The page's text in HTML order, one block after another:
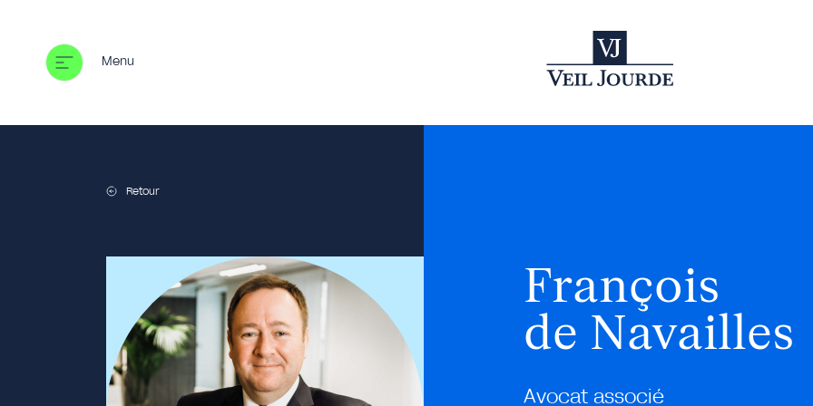
contenu
Menu
Retour
François
de Navailles
Avocat associé